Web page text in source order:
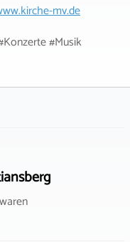
mv.de
#Musik